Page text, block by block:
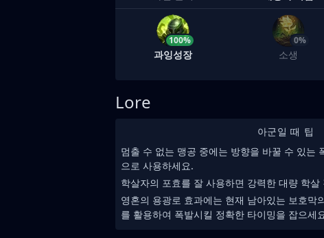
100%
과잉성장
0%
소생
Lore
아군일 때 팁
멈출 수 없는 맹공 중에는 방향을 바꿀 수 있는
으로 사용하세요.
학살자의 포효를 잘 사용하면 강력한 대량 학
영혼의 용광로 효과에는 현재 남아있는 보호막
를 활용하여 폭발시킬 정확한 타이밍을 잡으세